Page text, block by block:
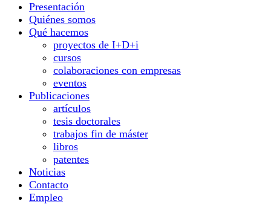
Presentación
Quiénes somos
Qué hacemos
proyectos de I+D+i
cursos
colaboraciones con empresas
eventos
Publicaciones
artículos
tesis doctorales
trabajos fin de máster
libros
patentes
Noticias
Contacto
Empleo